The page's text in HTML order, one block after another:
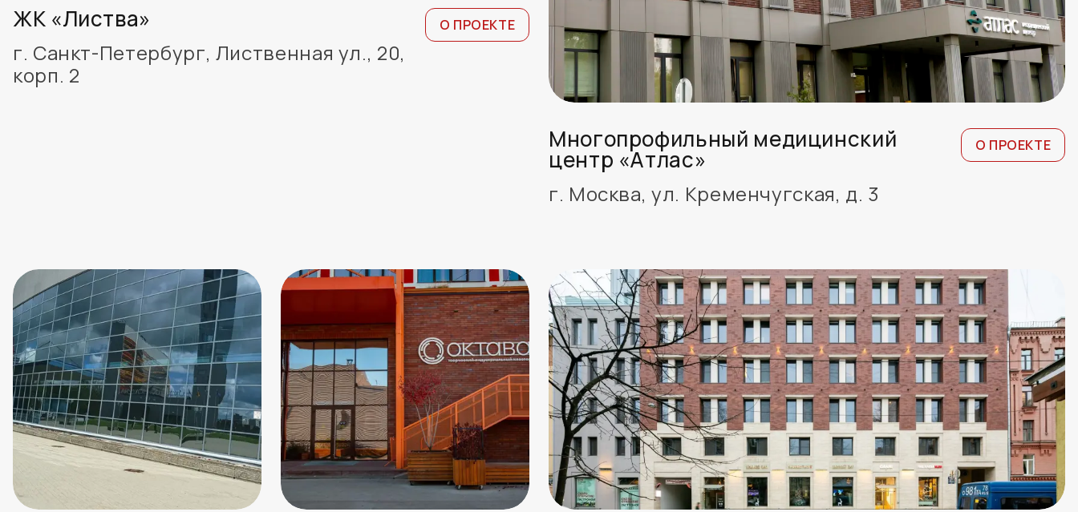
ЖК «Листва»
г. Санкт-Петербург, Лиственная ул., 20,
корп. 2
О ПРОЕКТЕ
Многопрофильный медицинский
центр «Атлас»
г. Москва, ул. Кременчугская, д. 3
О ПРОЕКТЕ